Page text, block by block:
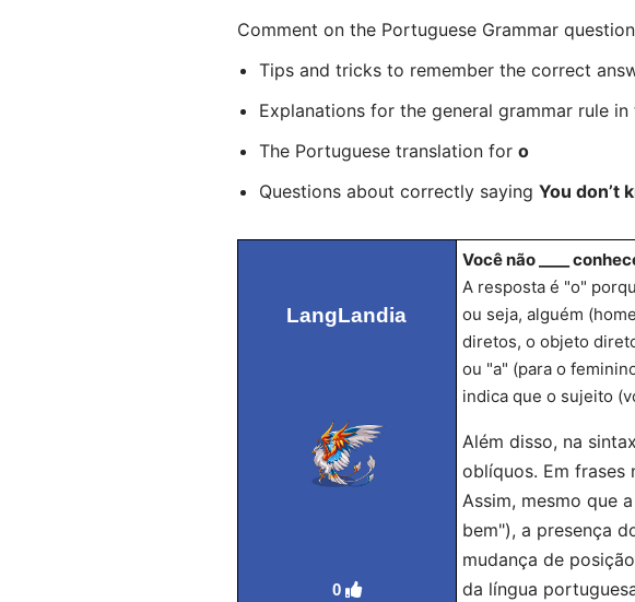
Comment on the Portuguese Grammar
Tips and tricks to remember the correct
Explanations for the general grammar rule in
The Portuguese translation for o
Questions about correctly saying You don’t
LangLandia
0
Você não ____
A resposta é "o"
ou seja, alguém
diretos, o objeto
ou "a" (para o
indica que o sujeito
Além disso, na
oblíquos. Em frases
Assim, mesmo que
bem"), a presença
mudança de
da língua